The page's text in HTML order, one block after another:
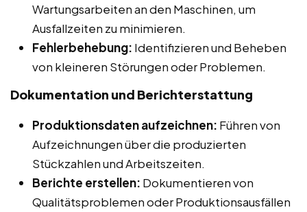
Wartungsarbeiten an den Maschinen, um
Ausfallzeiten zu minimieren.
Fehlerbehebung: Identifizieren und Beheben
von kleineren Störungen oder Problemen.
Dokumentation und Berichterstattung
Produktionsdaten aufzeichnen: Führen von
Aufzeichnungen über die produzierten
Stückzahlen und Arbeitszeiten.
Berichte erstellen: Dokumentieren von
Qualitätsproblemen oder Produktionsausfällen